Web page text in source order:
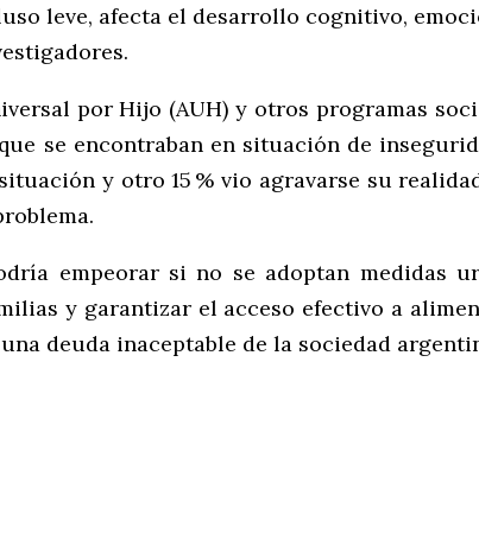
leve, afecta el desarrollo cognitivo,
por Hijo (AUH) y otros programas
se encontraban en situación de
y otro 15 % vio agravarse su
empeorar si no se adoptan medidas
y garantizar el acceso efectivo a
deuda inaceptable de la sociedad